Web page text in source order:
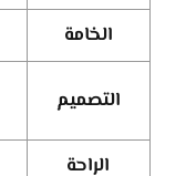
الخامة
التصميم
الراحة